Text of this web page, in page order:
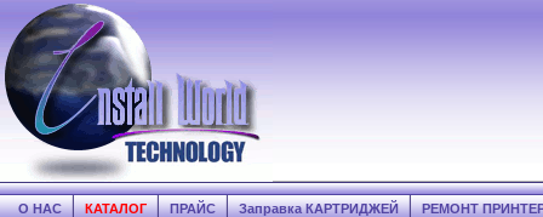
О НАС КАТАЛОГ ПРАЙС Заправка КАРТРИДЖЕЙ РЕМОНТ